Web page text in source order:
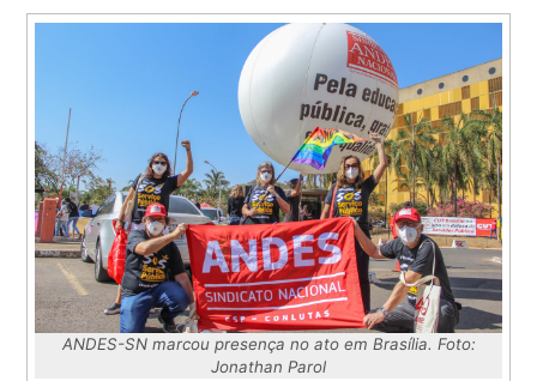
ANDES-SN marcou presença no ato em Brasília. Foto:
Jonathan Parol